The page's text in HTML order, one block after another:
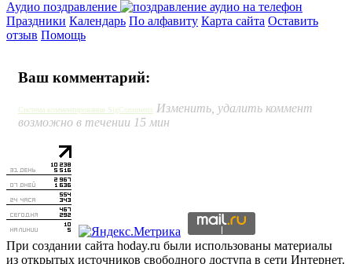
Аудио поздравление
Праздники Календарь По алфавиту Карта сайта Оставить
отзыв Помощь
Ваш комментарий:
Система комментирования SigComments Изменить, удалить коммент
возможно в течении 15 мин
При создании сайта hoday.ru были использованы материалы
из открытых источников свободного доступа в сети Интернет.